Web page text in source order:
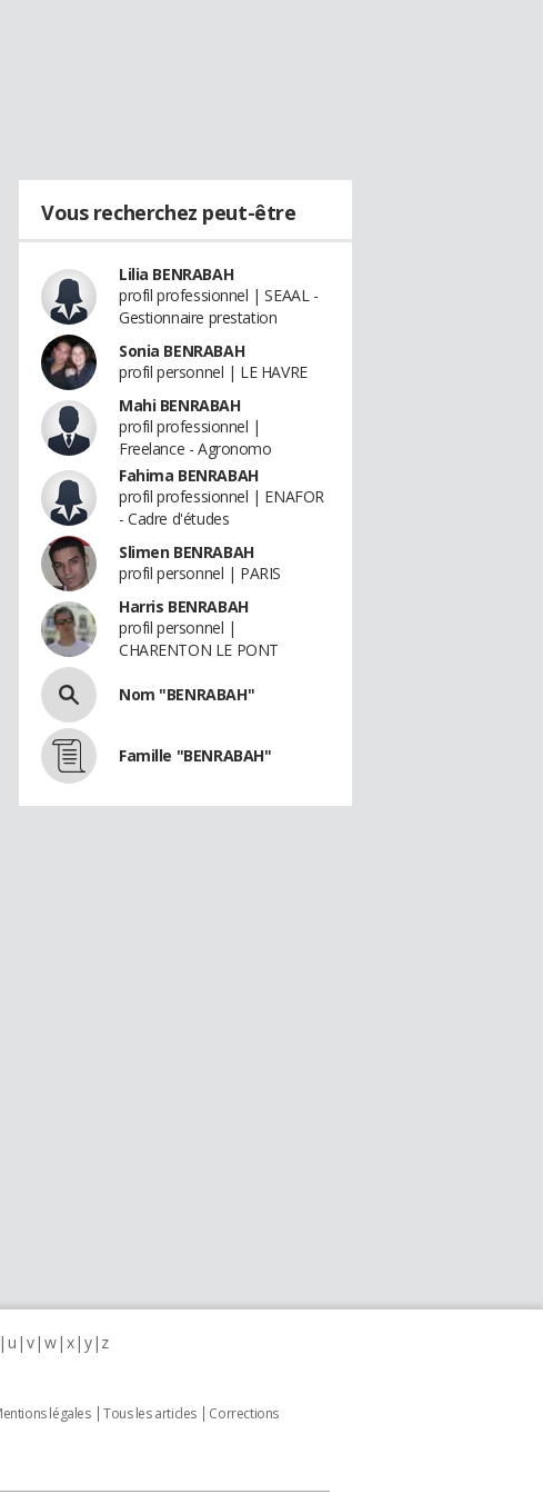
Vous recherchez peut-être
Lilia BENRABAH
profil professionnel | SEAAL -
Gestionnaire prestation
Sonia BENRABAH
profil personnel | LE HAVRE
Mahi BENRABAH
profil professionnel |
Freelance - Agronomo
Fahima BENRABAH
profil professionnel | ENAFOR
- Cadre d'études
Slimen BENRABAH
profil personnel | PARIS
Harris BENRABAH
profil personnel |
CHARENTON LE PONT
Nom "BENRABAH"
Famille "BENRABAH"
u v w x y z
légales Tous les articles
Corrections